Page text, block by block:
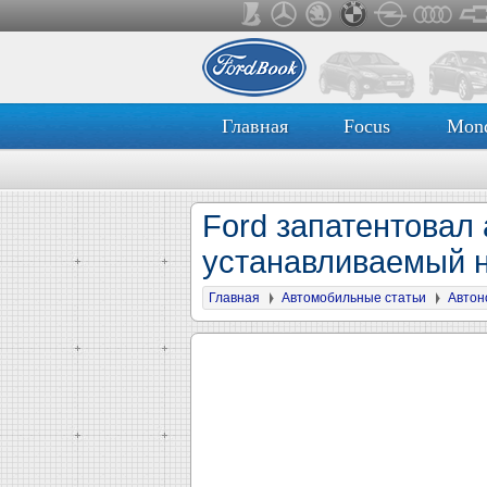
Главная Focus
Ford
устанавливаемый
Главная Автомобильные статьи